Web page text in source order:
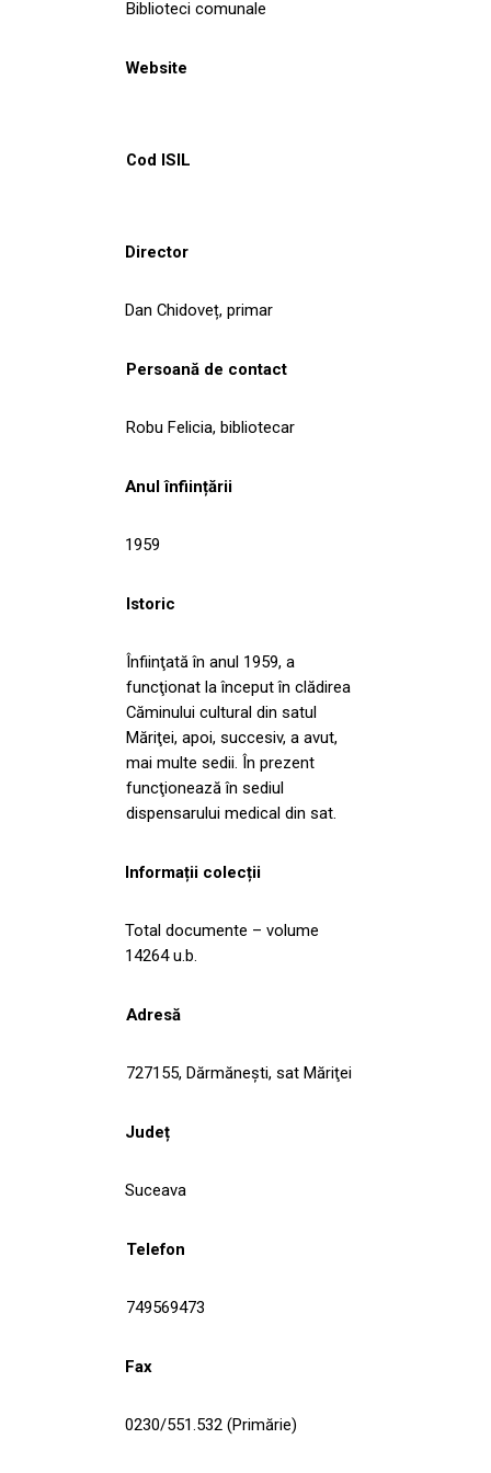
Biblioteci comunale
Website
Cod ISIL
Director
Dan Chidoveț, primar
Persoană de contact
Robu Felicia, bibliotecar
Anul înființării
1959
Istoric
Înfiinţată în anul 1959, a
funcţionat la început în clădirea
Căminului cultural din satul
Măriţei, apoi, succesiv, a avut,
mai multe sedii. În prezent
funcţionează în sediul
dispensarului medical din sat.
Informații colecții
Total documente – volume
14264 u.b.
Adresă
727155, Dărmăneşti, sat Măriţei
Județ
Suceava
Telefon
749569473
Fax
0230/551.532 (Primărie)